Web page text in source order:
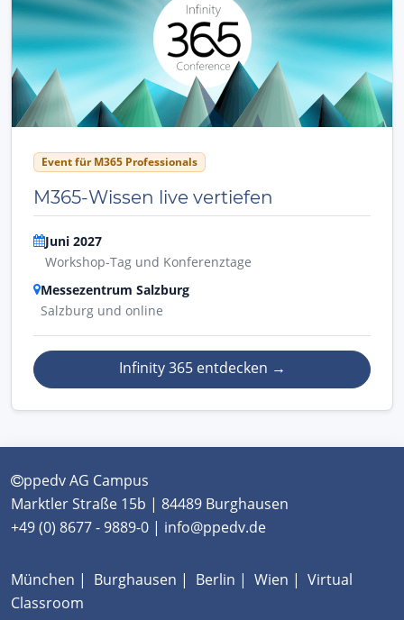
Event für M365 Professionals
M365-Wissen live vertiefen
Juni 2027
Workshop-Tag und Konferenztage
Messezentrum Salzburg
Salzburg und online
Infinity 365 entdecken →
ppedv AG Campus
Marktler Straße 15b | 84489 Burghausen
+49 (0) 8677 - 9889-0 | info@ppedv.de
München | Burghausen | Berlin | Wien | Virtual
Classroom